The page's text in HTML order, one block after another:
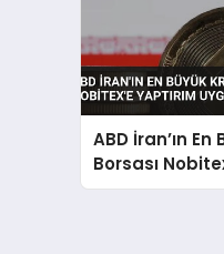
ABD İran’ın
Borsası
Uyguladı